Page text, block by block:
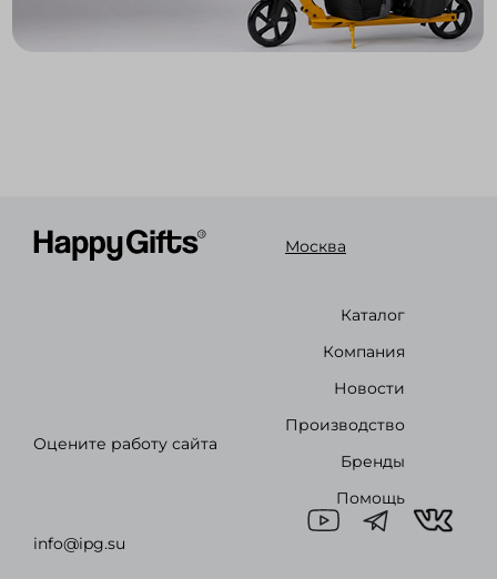
info@ipg.su
Оцените работу сайта
Москва
Каталог
Компания
Новости
Производство
Бренды
Помощь